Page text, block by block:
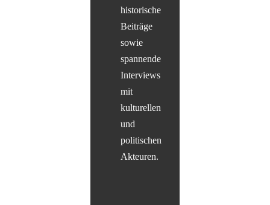
historische
Beiträge
sowie
spannende
Interviews
mit
kulturellen
und
politischen
Akteuren.